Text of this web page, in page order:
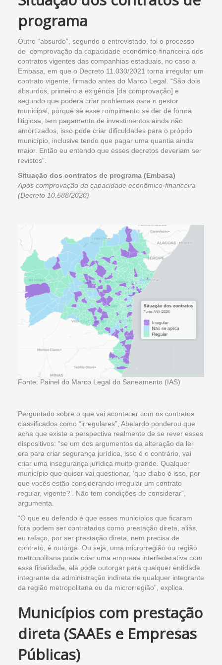
programa
Outro “absurdo”, segundo o entrevistado, foi o processo
de comprovação da capacidade econômico-financeira dos
contratos vigentes das companhias estaduais, no caso a
Embasa, em que o Decreto 11.030/2021 torna irregular um
contrato vigente, firmado antes do Marco Legal. “São dois
absurdos, primeiro a exigência [da comprovação] e
segundo que poderá criar problemas para o gestor
municipal, porque se esse rompimento se der de forma
litigiosa, tem pagamento de investimentos ainda não
amortizados, isso pode criar dificuldades para o próprio
município, inclusive tendo que pagar uma quantia ainda
maior. Então eu entendo que esses decretos deveriam ser
revistos”.
Situação dos contratos de programa (Embasa)
Após comprovação da capacidade econômico-financeira
(Decreto 10.588/2020)
Fonte: Painel do Marco Legal do Saneamento (IAS)
Perguntado sobre o que vai acontecer com os contratos
classificados como “irregulares”, Abelardo ponderou que
acha que existe a perspectiva realmente de se rever esses
dispositivos: “se um dos argumentos da alteração da lei
era para criar segurança jurídica, isso é o contrário, vai
criar uma insegurança jurídica muito grande. Qualquer
município que quiser vai questionar, ‘que diabo é isso, por
que vocês estão considerando irregular um contrato
regular, vigente?’. Não tem condições de considerar”,
argumenta.
“O que eu defendo é que esses municípios que ficaram
fora podem ser contratados como prestação direta, aliás,
eu refaço, por ser prestação direta, nem precisa de
contrato, é outorga. Ou seja, uma microrregião ou região
metropolitana pode criar uma empresa interfederativa com
essa finalidade, ela pode outorgar para qualquer entidade
integrante da administração indireta de qualquer integrante
da região metropolitana ou da microrregião”, explica.
Municípios com prestação
direta (SAAEs e Empresas
Públicas)